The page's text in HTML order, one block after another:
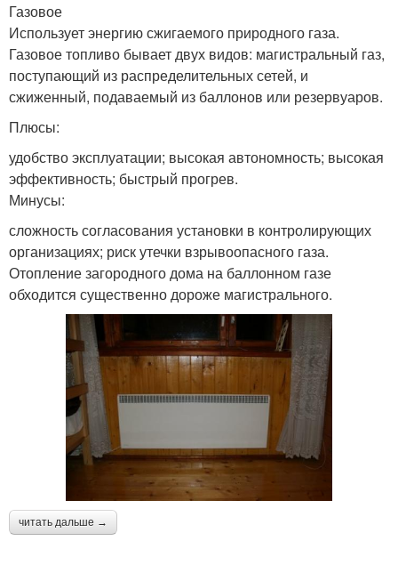
Газовое
Использует энергию сжигаемого природного газа.
Газовое топливо бывает двух видов: магистральный газ,
поступающий из распределительных сетей, и
сжиженный, подаваемый из баллонов или резервуаров.
Плюсы:
удобство эксплуатации; высокая автономность; высокая
эффективность; быстрый прогрев.
Минусы:
сложность согласования установки в контролирующих
организациях; риск утечки взрывоопасного газа.
Отопление загородного дома на баллонном газе
обходится существенно дороже магистрального.
читать дальше →